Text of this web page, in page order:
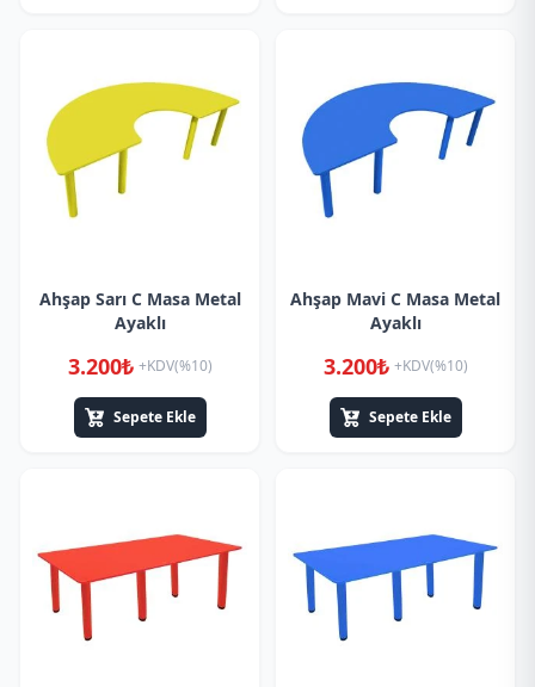
Ahşap Sarı C Masa Metal
Ayaklı
3.200₺ +KDV(%10)
Sepete Ekle
Ahşap Mavi C Masa Metal
Ayaklı
3.200₺ +KDV(%10)
Sepete Ekle